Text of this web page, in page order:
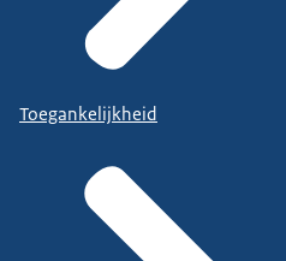
Toegankelijkheid